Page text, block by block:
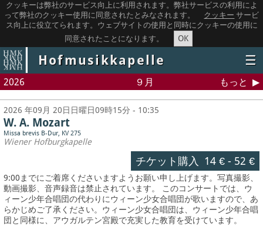
クッキーは弊社のサービス向上に利用されます。弊社サービスの利用によ
って弊社のクッキー使用に同意されたとみなされます。
クッキー サービ
ス向上に役立てられます。ウェブサイトの使用と同時にクッキーの使用に
同意されたことになります。
OK
Hofmusikkapelle ☰
2026 ９月 もっと
2026 年09月 20日日曜日09時15分 - 10:35
W. A. Mozart
Missa brevis B-Dur, KV 275
Wiener Hofburgkapelle
チケット購入 14 €- 52 €
9:00までにご着席くださいますようお願い申し上げます。写真撮影、
動画撮影、音声録音は禁止されています。 このコンサートでは、ウ
ィーン少年合唱団の代わりにウィーン少女合唱団が歌いますので、あ
らかじめご了承ください。ウィーン少女合唱団は、ウィーン少年合唱
団と同様に、アウガルテン宮殿で充実した教育を受けています。